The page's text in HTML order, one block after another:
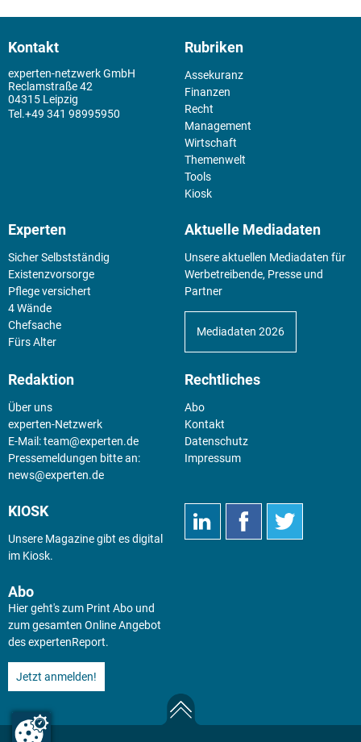
Kontakt
experten-netzwerk GmbH
Reclamstraße 42
04315 Leipzig
+49 341 98995950
Rubriken
Assekuranz
Finanzen
Recht
Management
Wirtschaft
Themenwelt
Tools
Kiosk
Experten
Sicher Selbstständig
Existenz­vorsorge
Pflege versichert
4 Wände
Chefsache
Fürs Alter
Aktuelle Mediadaten
Unsere aktuellen Mediadaten für
Werbetreibende, Presse und
Partner
Mediadaten 2026
Redaktion
Über uns
experten-Netzwerk
E-Mail:team@experten.de
Pressemeldungen bitte an:
news@experten.de
Rechtliches
Abo
Kontakt
Datenschutz
Impressum
KIOSK
Unsere Magazine gibt es digital
im Kiosk.
Abo
Hier geht's zum Print Abo und
zum gesamten Online Angebot
des expertenReport.
Jetzt anmelden!